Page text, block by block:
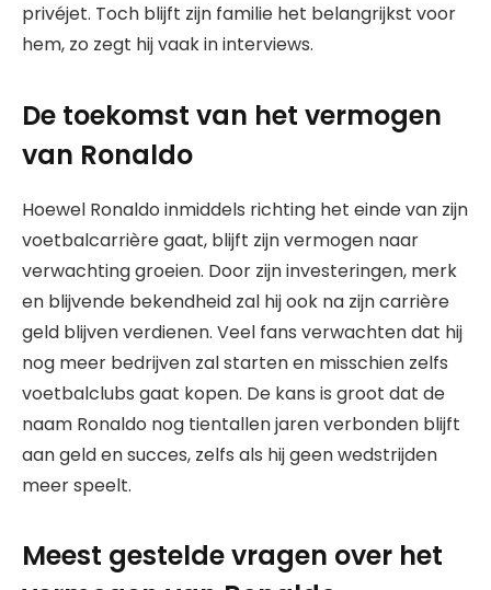
privéjet. Toch blijft zijn familie het belangrijkst voor
hem, zo zegt hij vaak in interviews.
De toekomst van het vermogen
van Ronaldo
Hoewel Ronaldo inmiddels richting het einde van zijn
voetbalcarrière gaat, blijft zijn vermogen naar
verwachting groeien. Door zijn investeringen, merk
en blijvende bekendheid zal hij ook na zijn carrière
geld blijven verdienen. Veel fans verwachten dat hij
nog meer bedrijven zal starten en misschien zelfs
voetbalclubs gaat kopen. De kans is groot dat de
naam Ronaldo nog tientallen jaren verbonden blijft
aan geld en succes, zelfs als hij geen wedstrijden
meer speelt.
Meest gestelde vragen over het